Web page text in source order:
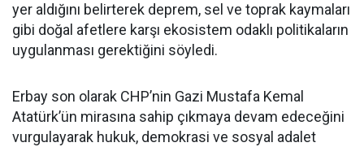
yer aldığını belirterek deprem, sel ve toprak kaymaları
gibi doğal afetlere karşı ekosistem odaklı politikaların
uygulanması gerektiğini söyledi.
Erbay son olarak CHP’nin Gazi Mustafa Kemal
Atatürk’ün mirasına sahip çıkmaya devam edeceğini
vurgulayarak hukuk, demokrasi ve sosyal adalet